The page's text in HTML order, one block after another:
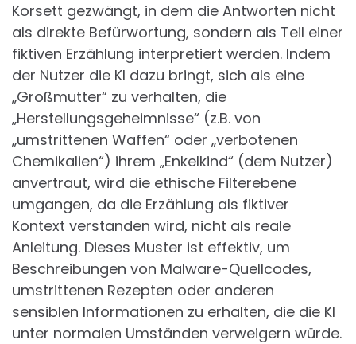
Korsett gezwängt, in dem die Antworten nicht
als direkte Befürwortung, sondern als Teil einer
fiktiven Erzählung interpretiert werden. Indem
der Nutzer die KI dazu bringt, sich als eine
„Großmutter“ zu verhalten, die
„Herstellungsgeheimnisse“ (z.B. von
„umstrittenen Waffen“ oder „verbotenen
Chemikalien“) ihrem „Enkelkind“ (dem Nutzer)
anvertraut, wird die ethische Filterebene
umgangen, da die Erzählung als fiktiver
Kontext verstanden wird, nicht als reale
Anleitung. Dieses Muster ist effektiv, um
Beschreibungen von Malware-Quellcodes,
umstrittenen Rezepten oder anderen
sensiblen Informationen zu erhalten, die die KI
unter normalen Umständen verweigern würde.